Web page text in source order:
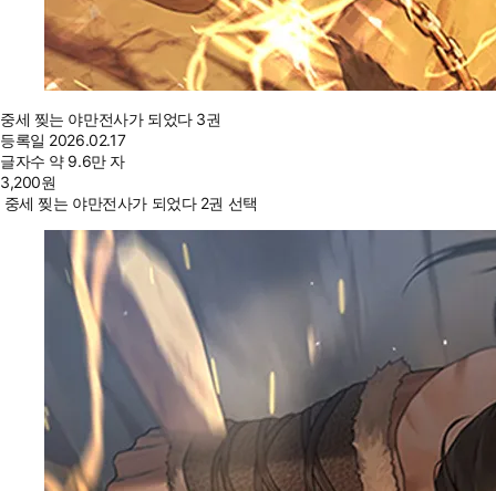
중세 찢는 야만전사가 되었다 3권
등록일 2026.02.17
글자수 약 9.6만 자
3,200원
중세 찢는 야만전사가 되었다 2권 선택